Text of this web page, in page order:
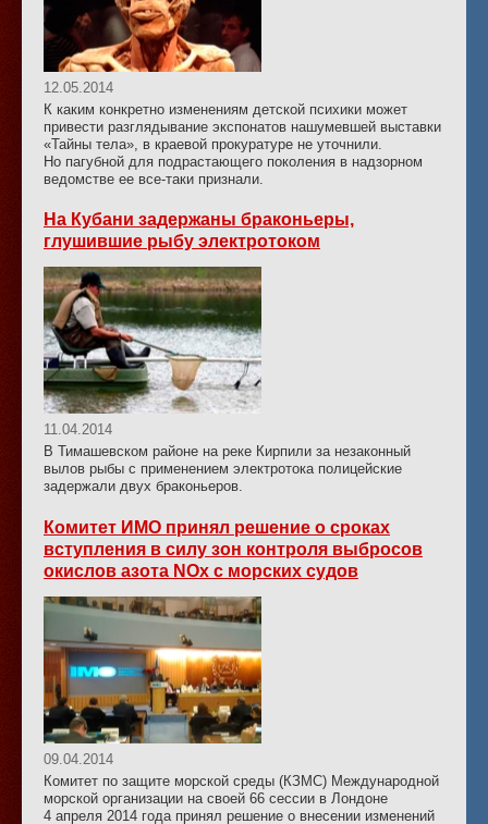
12.05.2014
К каким конкретно изменениям детской психики может
привести разглядывание экспонатов нашумевшей выставки
«Тайны тела», в краевой прокуратуре не уточнили.
Но пагубной для подрастающего поколения в надзорном
ведомстве ее все-таки признали.
На Кубани задержаны браконьеры,
глушившие рыбу электротоком
11.04.2014
В Тимашевском районе на реке Кирпили за незаконный
вылов рыбы с применением электротока полицейские
задержали двух браконьеров.
Комитет ИМО принял решение о сроках
вступления в силу зон контроля выбросов
окислов азота NOx с морских судов
09.04.2014
Комитет по защите морской среды (КЗМС) Международной
морской организации на своей 66 сессии в Лондоне
4 апреля 2014 года принял решение о внесении изменений